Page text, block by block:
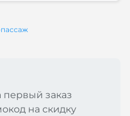
заказ
на скидку